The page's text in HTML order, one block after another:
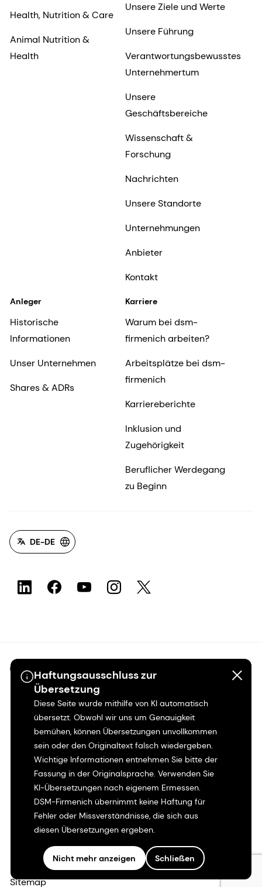
Haftungsausschluss zur
Übersetzung
Diese Seite wurde mithilfe von KI automatisch
übersetzt. Obwohl wir uns um Genauigkeit
bemühen, können Übersetzungen unvollkommen
sein oder den Originaltext falsch wiedergeben.
Wichtige Informationen entnehmen Sie bitte der
Fassung in der Originalsprache. Verwenden Sie
KI-Übersetzungen nach eigenem Ermessen.
DSM-Firmenich übernimmt keine Haftung für
Fehler oder Missverständnisse, die sich aus
diesen Übersetzungen ergeben.
Nicht mehr anzeigen Schließen
Health, Nutrition & Care
Animal Nutrition &
Health
Unsere Ziele und Werte
Unsere Führung
Verantwortungsbewusstes
Unternehmertum
Unsere
Geschäftsbereiche
Wissenschaft &
Forschung
Nachrichten
Unsere Standorte
Unternehmungen
Anbieter
Kontakt
Anleger
Historische
Informationen
Unser Unternehmen
Shares & ADRs
Karriere
Warum bei dsm-
firmenich arbeiten?
Arbeitsplätze bei dsm-
firmenich
Karriereberichte
Inklusion und
Zugehörigkeit
Beruflicher Werdegang
zu Beginn
DE-DE
©2026 dsm-firmenich. Alle Rechte vorbehalten.
Hinweis zum Datenschutz
Bedingungen für die Nutzung
Bedingungen und Konditionen
Kalifornien-Transparenz
Erklärung zur Zugänglichkeit
Rechtliche Informationen
Sitemap